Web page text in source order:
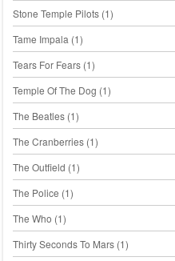
Stone Temple Pilots(1)
Tame Impala (1)
Tears For Fears(1)
Temple Of The Dog (1)
The Beatles(1)
The Cranberries(1)
The Outfield (1)
The Police (1)
The Who (1)
Thirty Seconds To Mars(1)